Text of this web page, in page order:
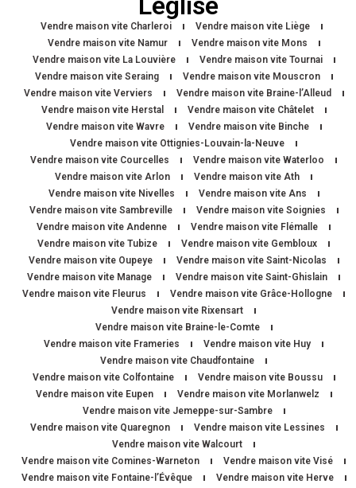
Vendre maison vite Charleroi
Vendre maison vite Liège
Vendre maison vite Namur
Vendre maison vite Mons
Vendre maison vite La Louvière
Vendre maison vite Tournai
Vendre maison vite Seraing
Vendre maison vite Mouscron
Vendre maison vite Verviers
Vendre maison vite Braine-l’Alleud
Vendre maison vite Herstal
Vendre maison vite Châtelet
Vendre maison vite Wavre
Vendre maison vite Binche
Vendre maison vite Ottignies-Louvain-la-Neuve
Vendre maison vite Courcelles
Vendre maison vite Waterloo
Vendre maison vite Arlon
Vendre maison vite Ath
Vendre maison vite Nivelles
Vendre maison vite Ans
Vendre maison vite Sambreville
Vendre maison vite Soignies
Vendre maison vite Andenne
Vendre maison vite Flémalle
Vendre maison vite Tubize
Vendre maison vite Gembloux
Vendre maison vite Oupeye
Vendre maison vite Saint-Nicolas
Vendre maison vite Manage
Vendre maison vite Saint-Ghislain
Vendre maison vite Fleurus
Vendre maison vite Grâce-Hollogne
Vendre maison vite Rixensart
Vendre maison vite Braine-le-Comte
Vendre maison vite Frameries
Vendre maison vite Huy
Vendre maison vite Chaudfontaine
Vendre maison vite Colfontaine
Vendre maison vite Boussu
Vendre maison vite Eupen
Vendre maison vite Morlanwelz
Vendre maison vite Jemeppe-sur-Sambre
Vendre maison vite Quaregnon
Vendre maison vite Lessines
Vendre maison vite Walcourt
Vendre maison vite Comines-Warneton
Vendre maison vite Visé
Vendre maison vite Fontaine-l’Évêque
Vendre maison vite Herve